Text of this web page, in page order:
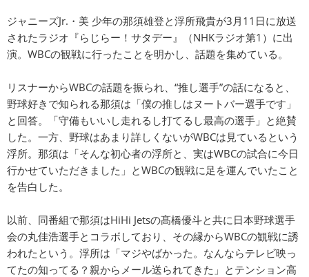
ジャニーズJr.・美 少年の那須雄登と浮所飛貴が3月11日に放送
されたラジオ『らじらー！サタデー』（NHKラジオ第1）に出
演。WBCの観戦に行ったことを明かし、話題を集めている。
リスナーからWBCの話題を振られ、“推し選手”の話になると、
野球好きで知られる那須は「僕の推しはヌートバー選手です」
と回答。「守備もいいし走れるし打てるし最高の選手」と絶賛
した。一方、野球はあまり詳しくないがWBCは見ているという
浮所。那須は「そんな初心者の浮所と、実はWBCの試合に今日
行かせていただきました」とWBCの観戦に足を運んでいたこと
を告白した。
以前、同番組で那須はHiHi Jetsの髙橋優斗と共に日本野球選手
会の丸佳浩選手とコラボしており、その縁からWBCの観戦に誘
われたという。浮所は「マジやばかった。なんならテレビ映っ
てたの知ってる？親からメール送られてきた」とテンション高